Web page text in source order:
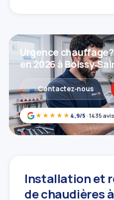
★★★★★ 4,9/5 · 1435
Urgence
en 2026 à
Contactez‑nous
Installation et
de chaudières à